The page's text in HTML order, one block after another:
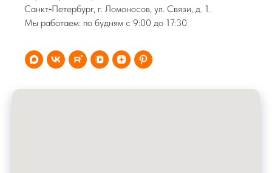
Санкт‑Петербург, г. Ломоносов, ул. Связи, д. 1.
Мы работаем: по будням с 9:00 до 17:30.